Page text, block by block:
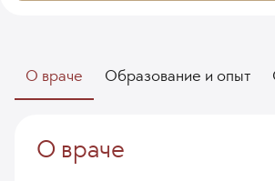
О враче Образование и опыт
О враче